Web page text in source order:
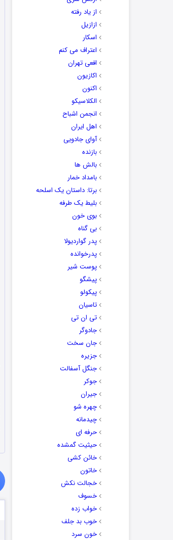
از یاد رفته
ازازیل
اسکار
اعتراف می کنم
افعی تهران
اکازیون
اکنون
الکلاسیکو
انجمن اشباح
اهل ایران
آوای جادویی
بازنده
بالش ها
بامداد خمار
برتا: داستان یک اسلحه
بلیط یک‌‌ طرفه
بوی خون
بی گناه
پدر گواردیولا
پدرخوانده
پوست شیر
پیشگو
پیکولو
تاسیان
تی ان تی
جادوگر
جان سخت
جزیره
جنگل آسفالت
جوکر
جیران
چهره شو
چیدمانه
حرفه ای
حیثیت گمشده
خائن کشی
خاتون
خجالت نکش
خسوف
خواب زده
خوب بد جلف
خون سرد